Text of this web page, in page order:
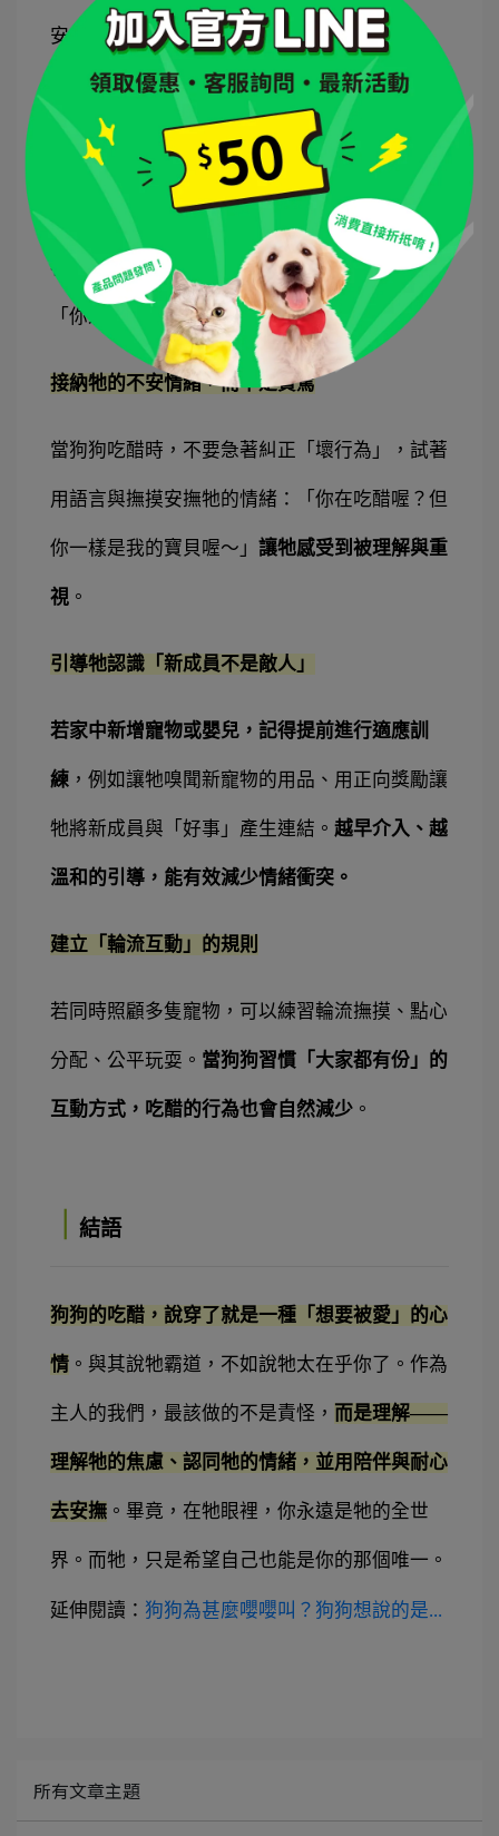
安全感：
給牠一點「專屬時光」
即使生活再忙碌，也請每天撥出至少5分鐘，眼
中只有牠 ：玩遊戲、梳毛、散步或只是靜靜陪著
牠。 這能強化你們之間的情感連結 ，讓牠知道
「你永遠是我最在乎的寶貝」。
接納牠的不安情緒，而不是責罵
當狗狗吃醋時，不要急著糾正「壞行為」，試著
用語言與撫摸安撫牠的情緒：「你在吃醋喔？但
你一樣是我的寶貝喔～」 讓牠感受到被理解與重
視 。
引導牠認識「新成員不是敵人」
若家中新增寵物或嬰兒，記得提前進行適應訓
練 ，例如讓牠嗅聞新寵物的用品、用正向獎勵讓
牠將新成員與「好事」產生連結。 越早介入、越
溫和的引導，能有效減少情緒衝突。
建立「輪流互動」的規則
若同時照顧多隻寵物，可以練習輪流撫摸、點心
分配、公平玩耍。 當狗狗習慣「大家都有份」的
互動方式，吃醋的行為也會自然減少 。
結語
狗狗的吃醋，說穿了就是一種「想要被愛」的心
情 。與其說牠霸道，不如說牠太在乎你了。作為
主人的我們，最該做的不是責怪， 而是理解——
理解牠的焦慮、認同牠的情緒，並用陪伴與耐心
去安撫 。 畢竟，在牠眼裡，你永遠是牠的全世
界。而牠，只是希望自己也能是你的那個唯一。
延伸閱讀： 狗狗為甚麼嚶嚶叫？狗狗想說的是...
所有文章主題